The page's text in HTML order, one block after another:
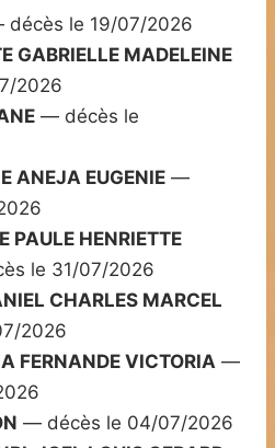
le 19/07/2026
GABRIELLE MADELEINE
2026
— décès le
ANEJA EUGENIE —
PAULE HENRIETTE
le 31/07/2026
CHARLES MARCEL
2026
FERNANDE VICTORIA —
— décès le 04/07/2026